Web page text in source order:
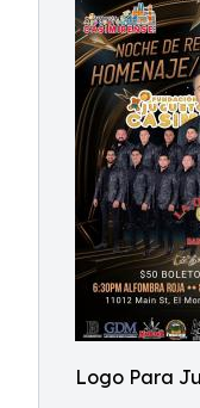
Logo Para